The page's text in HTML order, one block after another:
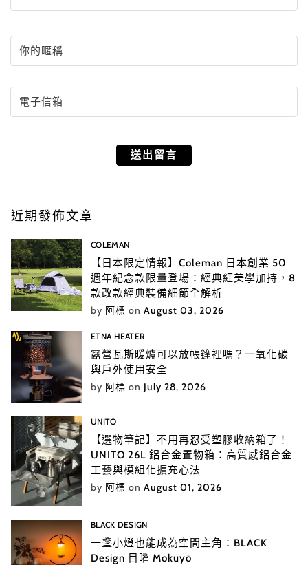
近期發佈文章
COLEMAN
【日本限定情報】Coleman 日本創業 50
週年紀念款限量登場：經典紅美學加持，8
款改款經典裝備細節全解析
by 阿標 on August 03, 2026
ETNA HEATER
露營瓦斯暖爐可以放帳篷裡嗎？一氧化碳
與戶外使用安全
by 阿標 on July 28, 2026
UNITO
【選物筆記】不用再忍受塑膠收納箱了！
UNITO 26L 鋁合金置物箱：高質感鋁合金
工藝與模組化擴充心法
by 阿標 on August 01, 2026
BLACK DESIGN
一盞小燈也能成為空間主角：BLACK
Design 目曜 Mokuyō